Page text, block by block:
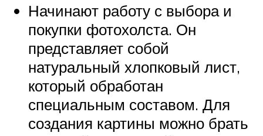
Начинают работу с выбора и
покупки фотохолста. Он
представляет собой
натуральный хлопковый лист,
который обработан
специальным составом. Для
создания картины можно брать